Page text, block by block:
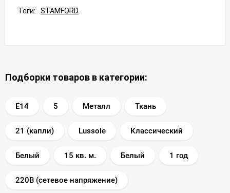
Теги: STAMFORD
Подборки товаров в категории:
E14 5 Металл Ткань
21 (капли) Lussole Классический
Белый 15 кв. м. Белый 1 год
220В (сетевое напряжение)